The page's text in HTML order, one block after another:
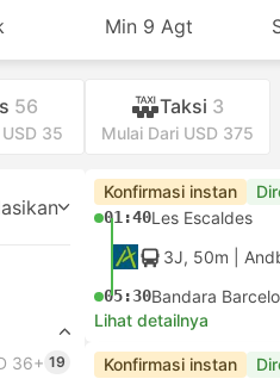
Min 9 Agt
56
35
Taksi 3
Mulai Dari USD 375
36+ 19
Konfirmasi instan
01:40Les Escaldes
3J, 50m |
05:30Bandara
Lihat detailnya
Konfirmasi instan